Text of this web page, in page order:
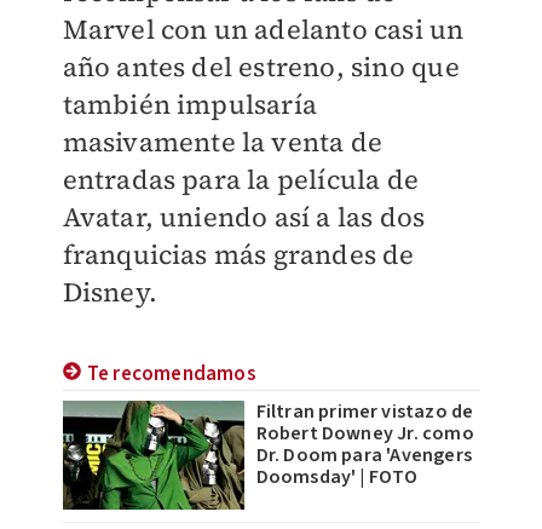
Marvel con un adelanto casi un
año antes del estreno, sino que
también impulsaría
masivamente la venta de
entradas para la película de
Avatar, uniendo así a las dos
franquicias más grandes de
Disney.
Te recomendamos
Filtran primer vistazo de
Robert Downey Jr. como
Dr. Doom para 'Avengers
Doomsday' | FOTO